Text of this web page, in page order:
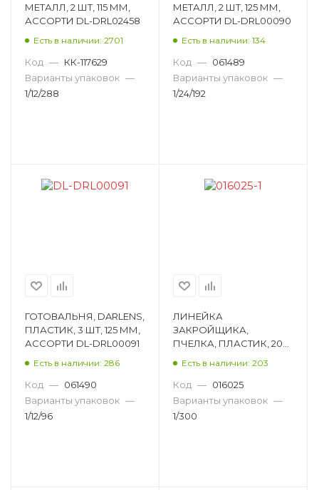
МЕТАЛЛ, 2 ШТ, 115 ММ,
АССОРТИ DL-DRL02458
Есть в наличии: 2701
Код — КК-117629
Варианты упаковок —
1/12/288
МЕТАЛЛ, 2 ШТ, 125 ММ,
АССОРТИ DL-DRL00090
Есть в наличии: 134
Код — 061489
Варианты упаковок —
1/24/192
ГОТОВАЛЬНЯ, DARLENS,
ПЛАСТИК, 3 ШТ, 125 ММ,
АССОРТИ DL-DRL00091
Есть в наличии: 286
Код — 061490
Варианты упаковок —
1/12/96
ЛИНЕЙКА
ЗАКРОЙЩИКА,
ПЧЕЛКА, ПЛАСТИК, 20
Есть в наличии: 203
Код — 016025
Варианты упаковок —
1/300